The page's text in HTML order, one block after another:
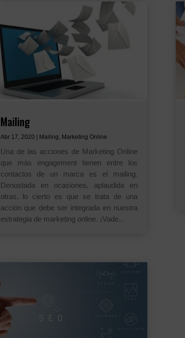
Mailing
Abr 17, 2020 Mailing, Marketing Online
Una de las acciones de Marketing Online
que más engagement tienen entre los
contactos de un marca es el mailing.
Denostada en ocasiones, aplaudida en
otras, lo cierto es que se trata de una
acción que debe ser integrada en nuestra
estrategia de marketing online. ¡Vade...